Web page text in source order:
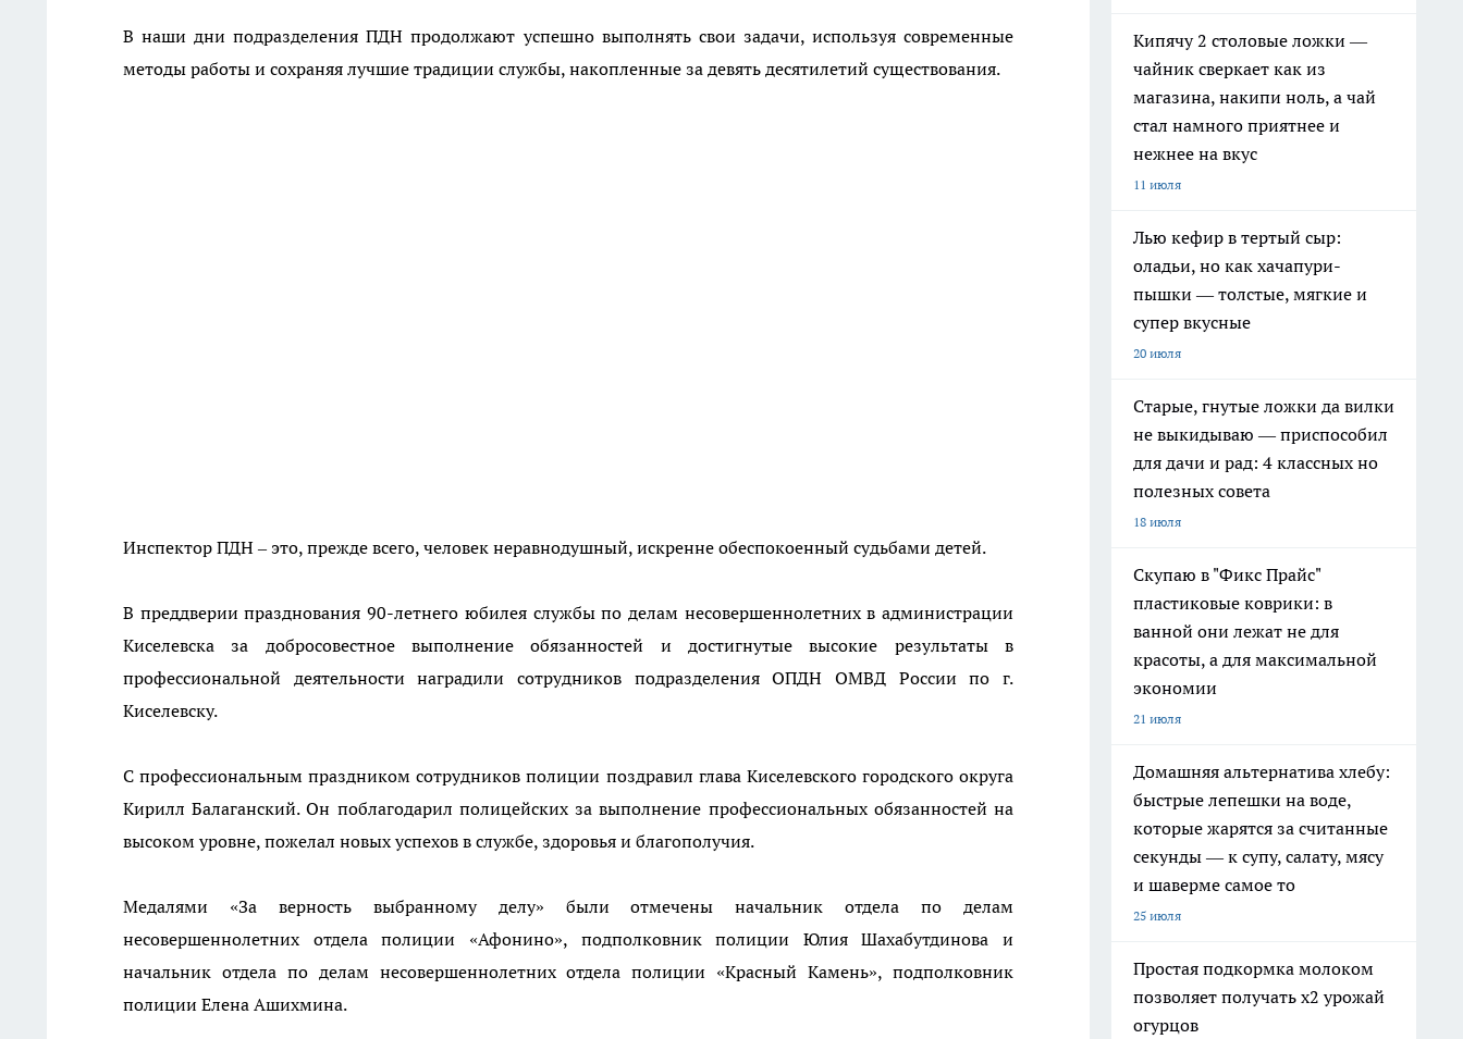
В наши дни подразделения ПДН продолжают успешно выполнять свои задачи, используя современные
методы работы и сохраняя лучшие традиции службы, накопленные за девять десятилетий существования.
Инспектор ПДН – это, прежде всего, человек неравнодушный, искренне обеспокоенный судьбами детей.
В преддверии празднования 90-летнего юбилея службы по делам несовершеннолетних в администрации
Киселевска за добросовестное выполнение обязанностей и достигнутые высокие результаты в
профессиональной деятельности наградили сотрудников подразделения ОПДН ОМВД России по г.
Киселевску.
С профессиональным праздником сотрудников полиции поздравил глава Киселевского городского округа
Кирилл Балаганский. Он поблагодарил полицейских за выполнение профессиональных обязанностей на
высоком уровне, пожелал новых успехов в службе, здоровья и благополучия.
Медалями «За верность выбранному делу» были отмечены начальник отдела по делам
несовершеннолетних отдела полиции «Афонино», подполковник полиции Юлия Шахабутдинова и
начальник отдела по делам несовершеннолетних отдела полиции «Красный Камень», подполковник
полиции Елена Ашихмина.
Кипячу 2 столовые ложки —
чайник сверкает как из
магазина, накипи ноль, а чай
стал намного приятнее и
нежнее на вкус
11 июля
Лью кефир в тертый сыр:
оладьи, но как хачапури-
пышки — толстые, мягкие и
супер вкусные
20 июля
Старые, гнутые ложки да вилки
не выкидываю — приспособил
для дачи и рад: 4 классных но
полезных совета
18 июля
Скупаю в "Фикс Прайс"
пластиковые коврики: в
ванной они лежат не для
красоты, а для максимальной
экономии
21 июля
Домашняя альтернатива хлебу:
быстрые лепешки на воде,
которые жарятся за считанные
секунды — к супу, салату, мясу
и шаверме самое то
25 июля
Простая подкормка молоком
позволяет получать х2 урожай
огурцов